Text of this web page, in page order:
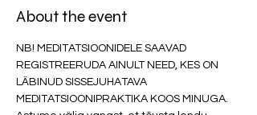
About the event
NB! MEDITATSIOONIDELE SAAVAD
REGISTREERUDA AINULT NEED, KES ON
LÄBINUD SISSEJUHATAVA
MEDITATSIOONIPRAKTIKA KOOS MINUGA.